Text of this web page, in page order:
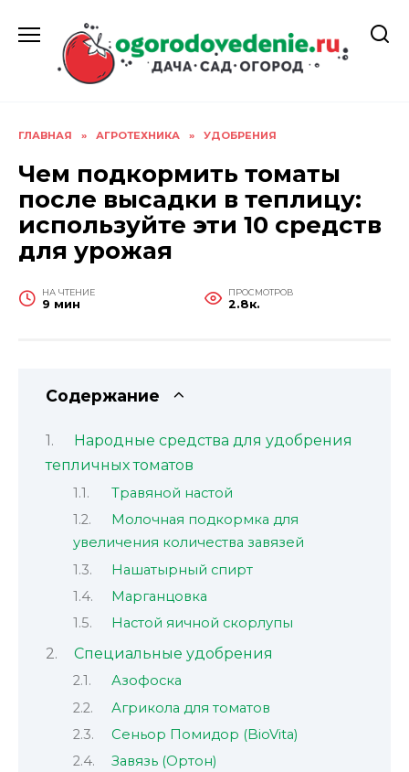
содержанию
ГЛАВНАЯ » АГРОТЕХНИКА » УДОБРЕНИЯ
Чем подкормить томаты
после высадки в теплицу:
используйте эти 10 средств
для урожая
НА ЧТЕНИЕ
9 мин
ПРОСМОТРОВ
2.8к.
Содержание
Народные средства для удобрения
тепличных томатов
Травяной настой
Молочная подкормка для
увеличения количества завязей
Нашатырный спирт
Марганцовка
Настой яичной скорлупы
Специальные удобрения
Азофоска
Агрикола для томатов
Сеньор Помидор (BioVita)
Завязь (Ортон)